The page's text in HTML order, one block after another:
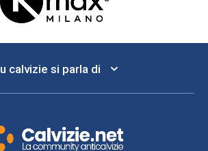
calvizie si parla di